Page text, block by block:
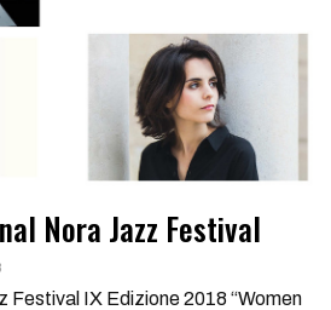
Nora Jazz Festival
Festival IX Edizione 2018 “Women